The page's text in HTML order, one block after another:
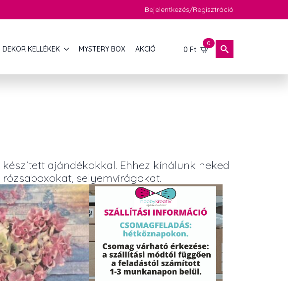
Bejelentkezés/Regisztráció
DEKOR KELLÉKEK MYSTERY BOX AKCIÓ 0 Ft
0
ajándékokkal. Ehhez kínálunk neked
selyemvirágokat.